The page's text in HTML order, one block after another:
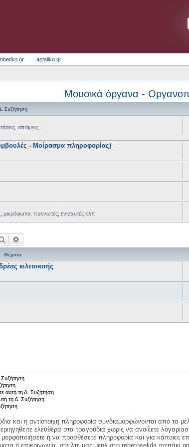
aptaliko.gr
Μουσικά όργανα -
Συζήτηση
απόψεις
- Μοίρασμα πληροφορίας)
μικρόφωνα, πυκνωτές, ενισχυτές κλπ
Αναζήτηση
Θέματα
κιλτσικσής
Συζήτηση
αυτή τη Δ. Συζήτηση
τη Δ. Συζήτηση
και η αντίστοιχη πληροφορία συνδιαμορφώνονται από τα
ελεύθερα στα τραγούδια χωρίς να ανοίξετε
ή να προσθέσετε πληροφορία και για κάποιες
ή επικοινωνία, στείλτε μας μεηλ στο rebetoselida παπάκι